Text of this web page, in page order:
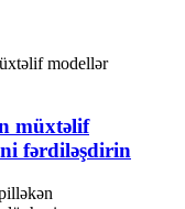
müxtəlif
fərdiləşdirin